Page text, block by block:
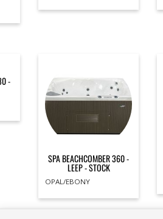
-
SPA BEACHCOMBER 360 -
LEEP - STOCK
OPAL/EBONY